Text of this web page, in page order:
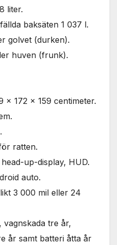
liter.
baksäten 1 037 l.
golvet (durken).
huven (frunk).
x 172 x 159 centimeter.
ratten.
up-display, HUD.
auto.
3 000 mil eller 24
vagnskada tre år,
år samt batteri åtta år